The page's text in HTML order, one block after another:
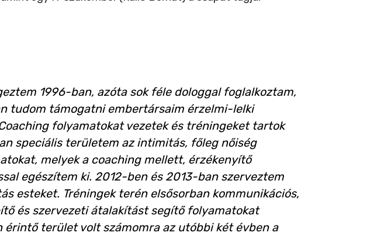
1996-ban, azóta sok féle dologgal foglalkoztam,
tudom támogatni embertársaim érzelmi-lelki
folyamatokat vezetek és tréningeket tartok
speciális területem az intimitás, főleg nőiség
melyek a coaching mellett, érzékenyítő
egészítem ki. 2012-ben és 2013-ban szerveztem
esteket. Tréningek terén elsősorban kommunikációs,
és szervezeti átalakítást segítő folyamatokat
terület volt számomra az utóbbi két évben a